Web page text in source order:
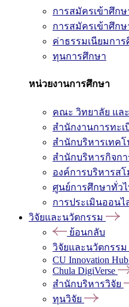
การสมัครเข้าศึ
การสมัครเข้าศึก
ค่าธรรมเนียมการ
ทุนการศึกษา
หน่วยงานการศึกษา
คณะ วิทยาลัย แล
สำนักงานการทะเ
สำนักบริหารเทค
สำนักบริหารกิจก
องค์การบริหารส
ศูนย์การศึกษาทั่วไ
การประเมินออนไ
วิจัยและนวัตกรรม
ย้อนกลับ
วิจัยและนวัตกรรม
CU Innovation Hub
Chula DigiVerse
สำนักบริหารวิจัย
ทุนวิจัย